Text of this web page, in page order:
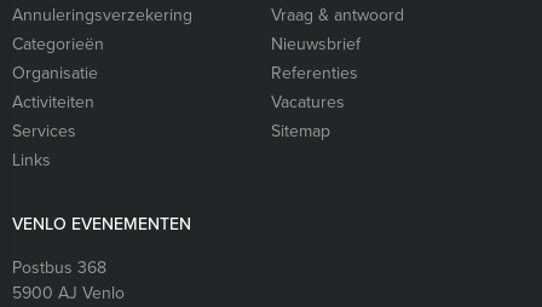
Annuleringsverzekering
Vraag & antwoord
Categorieën
Nieuwsbrief
Organisatie
Referenties
Activiteiten
Vacatures
Services
Sitemap
Links
VENLO EVENEMENTEN
Postbus 368
5900 AJ Venlo